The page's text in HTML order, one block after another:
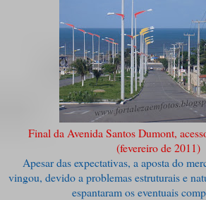
Final da Avenida Santos Dumont,
(fevereiro de 2011)
Apesar das expectativas, a aposta do
vingou, devido a problemas estruturais e
espantaram os eventuais